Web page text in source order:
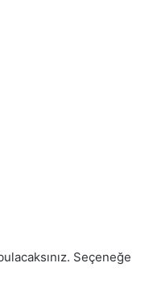
Seçeneğe